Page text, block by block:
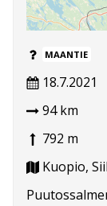
MAANTIE
18.7.2021
94 km
792 m
Kuopio,